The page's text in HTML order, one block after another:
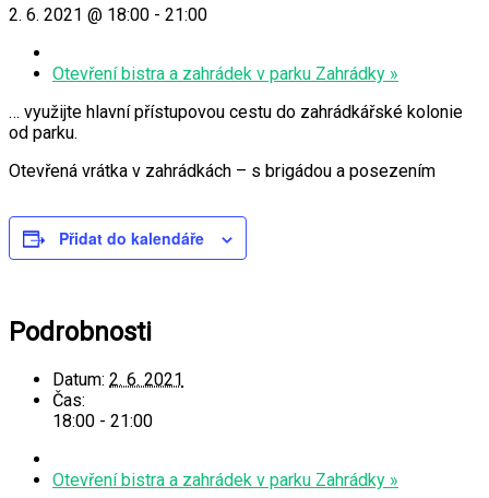
2. 6. 2021 @ 18:00 - 21:00
Otevření bistra a zahrádek v parku Zahrádky »
… využijte hlavní přístupovou cestu do zahrádkářské kolonie
od parku.
Otevřená vrátka v zahrádkách – s brigádou a posezením
Přidat do kalendáře
Podrobnosti
Datum: 2. 6. 2021
Čas:
18:00 - 21:00
Otevření bistra a zahrádek v parku Zahrádky »